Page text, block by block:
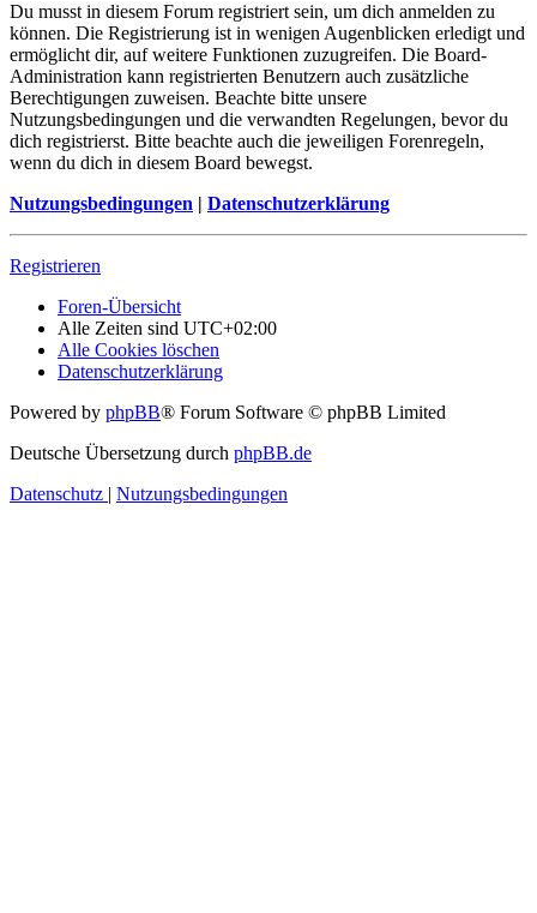
Du musst in diesem Forum registriert sein, um dich anmelden zu
können. Die Registrierung ist in wenigen Augenblicken erledigt und
ermöglicht dir, auf weitere Funktionen zuzugreifen. Die Board-
Administration kann registrierten Benutzern auch zusätzliche
Berechtigungen zuweisen. Beachte bitte unsere
Nutzungsbedingungen und die verwandten Regelungen, bevor du
dich registrierst. Bitte beachte auch die jeweiligen Forenregeln,
wenn du dich in diesem Board bewegst.
Nutzungsbedingungen | Datenschutzerklärung
Registrieren
Foren-Übersicht
Alle Zeiten sind UTC+02:00
Alle Cookies löschen
Datenschutzerklärung
Powered by phpBB® Forum Software © phpBB Limited
Deutsche Übersetzung durch phpBB.de
Datenschutz | Nutzungsbedingungen